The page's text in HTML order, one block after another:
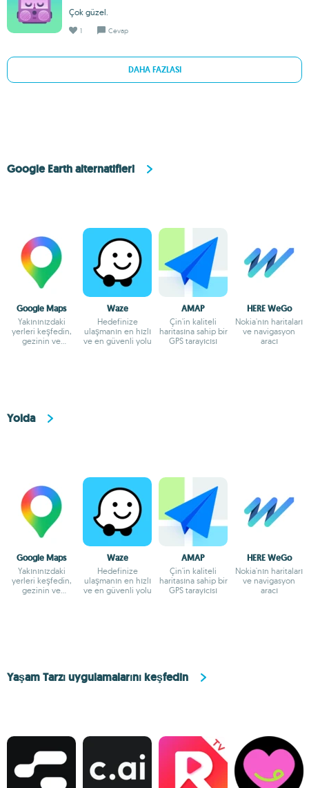
Çok güzel.
1 Cevap
DAHA FAZLASI
Google Earth alternatifleri
Google Maps
Yakınınızdaki
yerleri keşfedin,
gezinin ve
Waze
Hedefinize
ulaşmanın en hızlı
ve en güvenli yolu
AMAP
Çin'in kaliteli
haritasına sahip bir
GPS tarayıcısı
HERE WeGo
Nokia'nın haritaları
ve navigasyon
aracı
Yolda
Google Maps
Yakınınızdaki
yerleri keşfedin,
gezinin ve
Waze
Hedefinize
ulaşmanın en hızlı
ve en güvenli yolu
AMAP
Çin'in kaliteli
haritasına sahip bir
GPS tarayıcısı
HERE WeGo
Nokia'nın haritaları
ve navigasyon
aracı
Yaşam Tarzı uygulamalarını keşfedin